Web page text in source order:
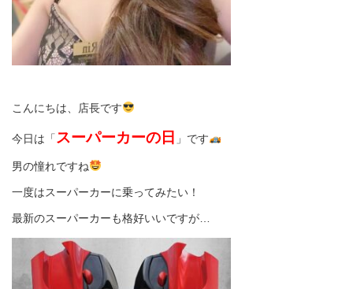
こんにちは、店長です
今日は「 スーパーカーの日 」です
男の憧れですね
一度はスーパーカーに乗ってみたい！
最新のスーパーカーも格好いいですが…